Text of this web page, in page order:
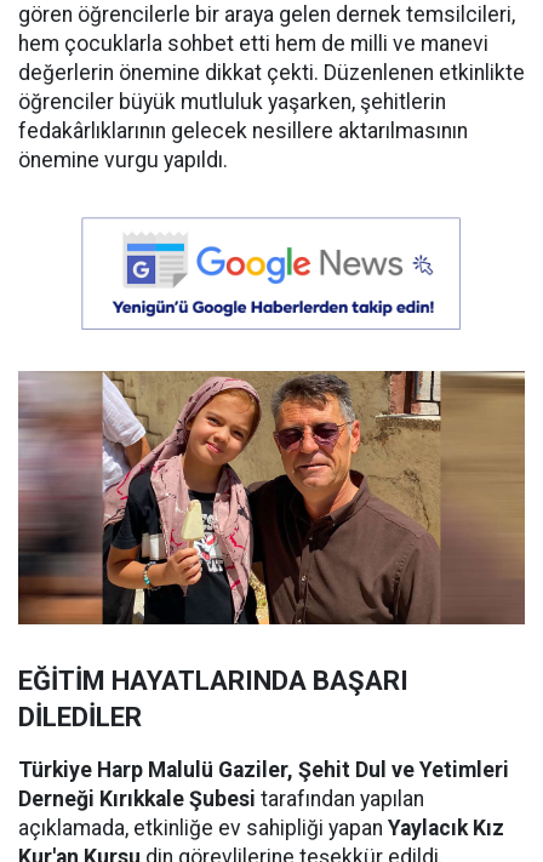
gören öğrencilerle bir araya gelen dernek temsilcileri,
hem çocuklarla sohbet etti hem de milli ve manevi
değerlerin önemine dikkat çekti. Düzenlenen etkinlikte
öğrenciler büyük mutluluk yaşarken, şehitlerin
fedakârlıklarının gelecek nesillere aktarılmasının
önemine vurgu yapıldı.
EĞİTİM HAYATLARINDA BAŞARI
DİLEDİLER
Türkiye Harp Malulü Gaziler, Şehit Dul ve Yetimleri
Derneği Kırıkkale Şubesi tarafından yapılan
açıklamada, etkinliğe ev sahipliği yapan Yaylacık Kız
Kur'an Kursu din görevlilerine teşekkür edildi.